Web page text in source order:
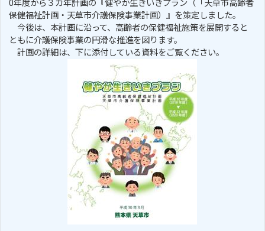
0年度から３カ年計画の『健やか生きいきプラン（「天草市高齢者
保健福祉計画・天草市介護保険事業計画）』を策定しました。
今後は、本計画に沿って、高齢者の保健福祉施策を展開すると
ともに介護保険事業の円滑な推進を図ります。
計画の詳細は、下に添付している資料をご覧ください。